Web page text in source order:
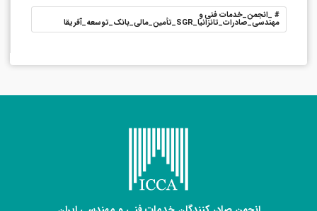
# _انجمن_خدمات فنی و
مهندسی_صادرات_تانزانیا_SGR_تأمین_مالی_بانک_توسعه_آفریقا